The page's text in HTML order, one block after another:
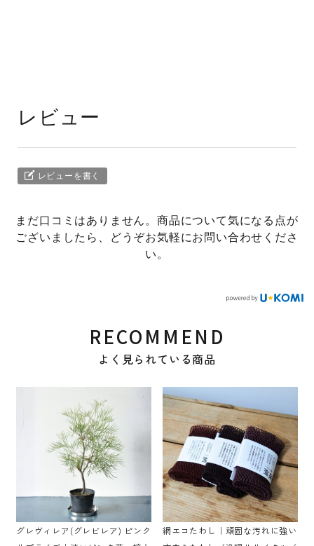
レビュー
レビューを書く
まだ口コミはありません。商品について気になる点が
ございましたら、どうぞお気軽にお問い合わせくださ
い。
RECOMMEND
よく見られている商品
グレヴィレア(グレビレア) ピンク
網エコたわし｜頑固な汚れに強い